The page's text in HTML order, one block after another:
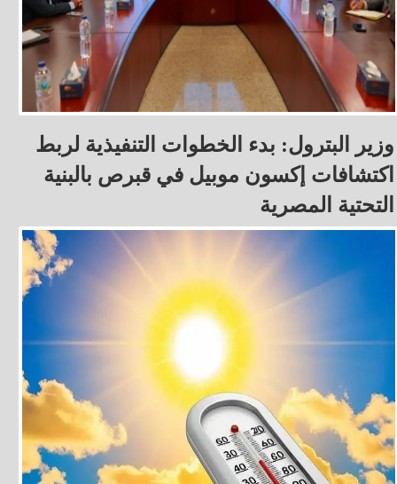
وزير البترول: بدء الخطوات التنفيذية لربط
اكتشافات إكسون موبيل في قبرص بالبنية
التحتية المصرية